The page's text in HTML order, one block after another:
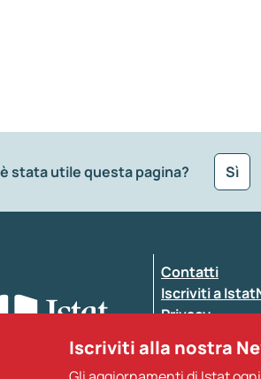
stata utile questa pagina? Sì
il tuo commento
Contatti
Iscriviti a
Privacy
Iscriviti alla nostra